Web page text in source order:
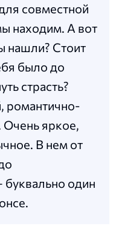
совместной
находим. А вот
нашли? Стоит
было до
страсть?
романтично-
Очень яркое,
В нем от
буквально один